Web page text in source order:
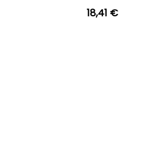
18,41 €